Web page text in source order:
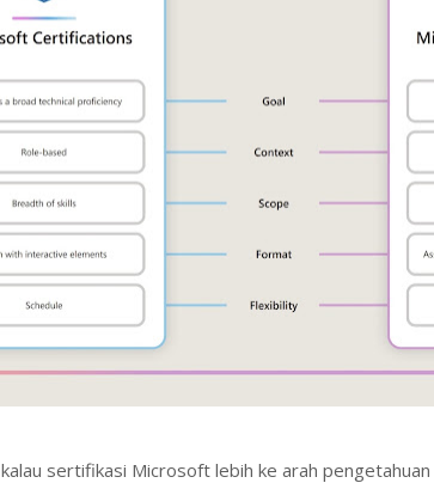
sertifikasi Microsoft lebih ke arah